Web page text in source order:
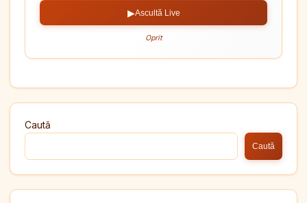
▶Ascultă Live
Oprit
Caută
Caută